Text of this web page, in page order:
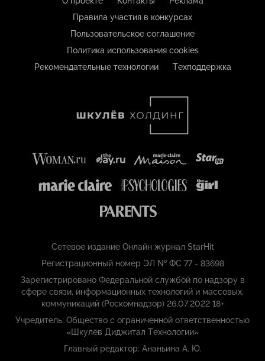
Правила участия в конкурсах
Пользовательское соглашение
Политика использования cookies
Рекомендательные технологии
Техподдержка
Сетевое издание Онлайн журнал StarHit
Регистрационный номер ЭЛ № ФС 77 - 83698
Зарегистрировано Федеральной службой по надзору в
сфере связи, информационных технологий и массовых,
коммуникаций (Роскомнадзор) 26.07.2022 18+
Учредитель: Общество с ограниченной ответственностью
«Шкулёв Диджитал Технологии»
Главный редактор: Ананьина А. Ю.